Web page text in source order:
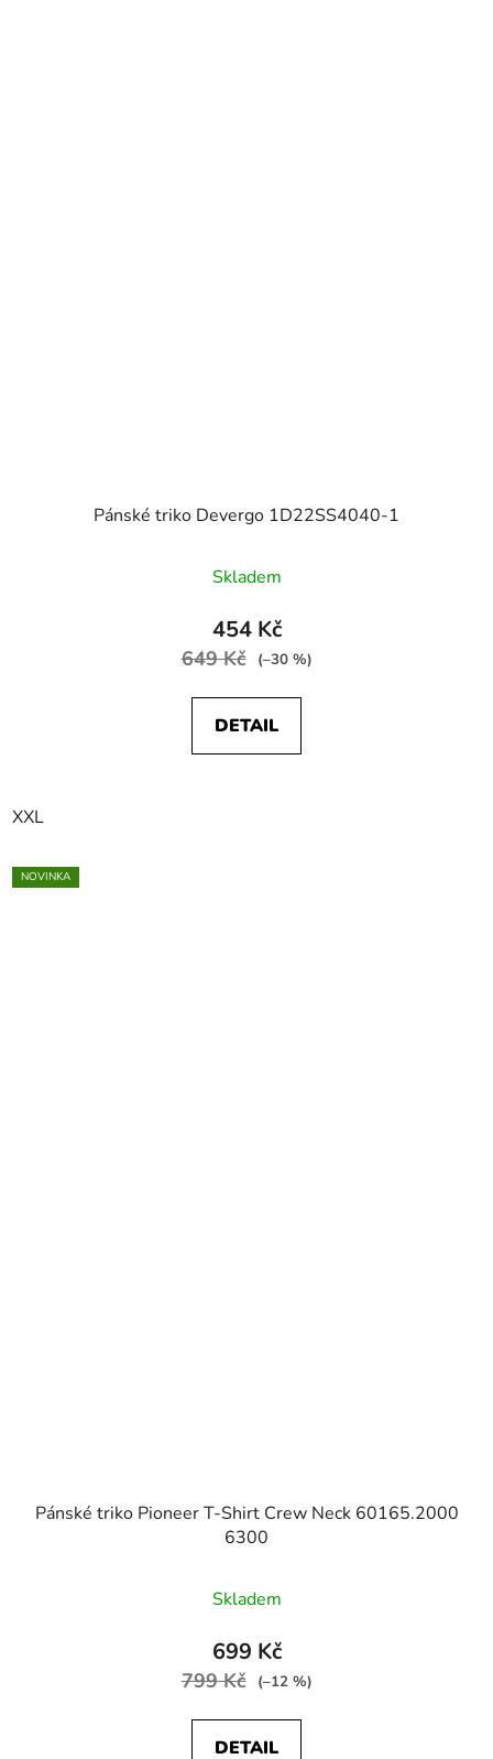
Pánské triko Devergo 1D22SS4040-1
Skladem
454 Kč
649 Kč (–30 %)
DETAIL
XXL
NOVINKA
Pánské triko Pioneer T-Shirt Crew Neck 60165.2000
6300
Skladem
699 Kč
799 Kč (–12 %)
DETAIL